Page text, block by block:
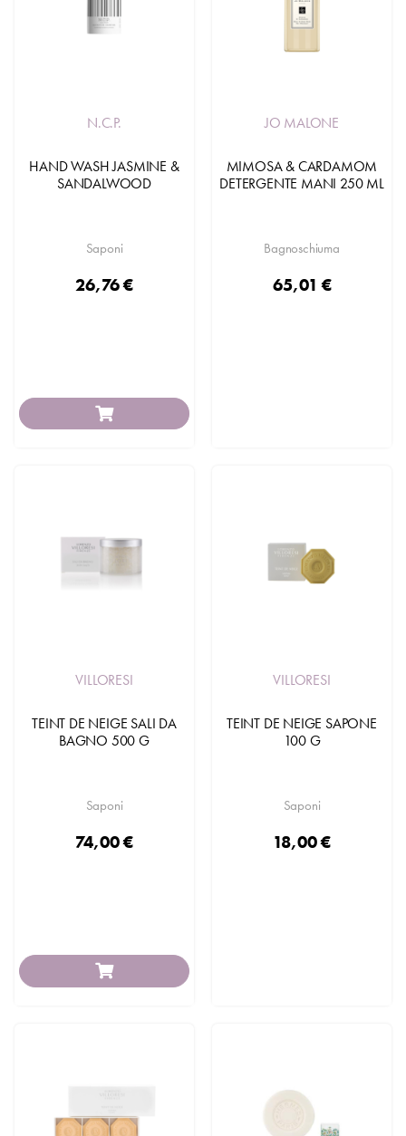
N.C.P.
HAND WASH JASMINE &
SANDALWOOD
Saponi
26,76 €
JO MALONE
MIMOSA & CARDAMOM
DETERGENTE MANI 250 ML
Bagnoschiuma
65,01 €
VILLORESI
TEINT DE NEIGE SALI DA
BAGNO 500 G
Saponi
74,00 €
VILLORESI
TEINT DE NEIGE SAPONE
100 G
Saponi
18,00 €